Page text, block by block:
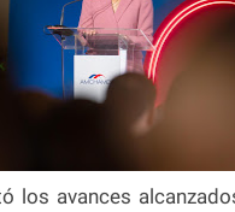
los avances